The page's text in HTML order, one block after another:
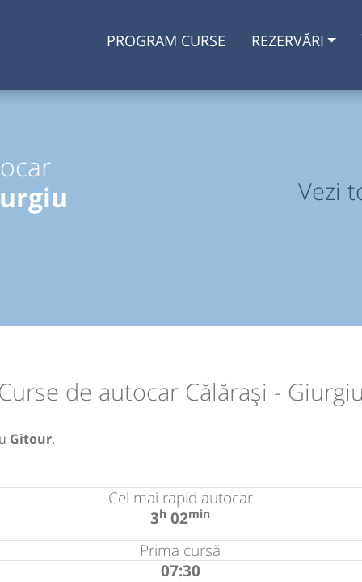
PROGRAM CURSE REZERVĂRI
Vezi
de autocar Călărași - Giurgiu
Gitour.
Cel mai rapid autocar
3h 02min
Prima cursă
07:30